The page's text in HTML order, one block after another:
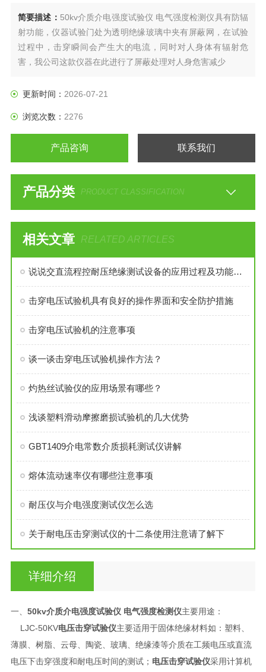
简要描述： 50kv介质介电强度试验仪 电气强度检测仪具有防辐
射功能，仪器试验门处为透明绝缘玻璃中夹有屏蔽网，在试验
过程中，击穿瞬间会产生大的电流，同时对人身体有辐射危
害，我公司这款仪器在此进行了屏蔽处理对人身危害减少
更新时间： 2026-07-21
浏览次数： 2276
产品咨询 联系我们
产品分类 PRODUCT CLASSIFICATION
相关文章 RELATED ARTICLES
说说交直流程控耐压绝缘测试设备的应用过程及功能作用？
击穿电压试验机具有良好的操作界面和安全防护措施
击穿电压试验机的注意事项
谈一谈击穿电压试验机操作方法？
灼热丝试验仪的应用场景有哪些？
浅谈塑料滑动摩擦磨损试验机的几大优势
GBT1409介电常数介质损耗测试仪讲解
熔体流动速率仪有哪些注意事项
耐压仪与介电强度测试仪怎么选
关于耐电压击穿测试仪的十二条使用注意请了解下
详细介绍
一、 50kv介质介电强度试验仪 电气强度检测仪主要用途：
LJC-50KV电压击穿试验仪主要适用于固体绝缘材料如：塑料、
薄膜、树脂、云母、陶瓷、玻璃、绝缘漆等介质在工频电压或直流
电压下击穿强度和耐电压时间的测试； 电压击穿试验仪采用计算机